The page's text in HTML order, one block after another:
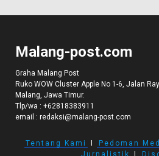
Malang-post.com
Graha Malang Post
Ruko WOW Cluster Apple No 1-6, Jalan
Malang, Jawa Timur.
Tlp/wa : +62818383911
email : redaksi@malang-post.com
Tentang Kami Pedoman
Jurnalistik